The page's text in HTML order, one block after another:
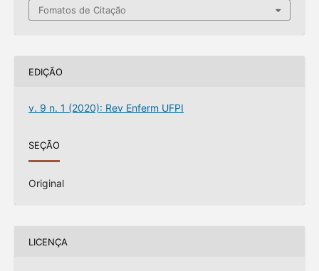
Fomatos de Citação
EDIÇÃO
v. 9 n. 1 (2020): Rev Enferm UFPI
SEÇÃO
Original
LICENÇA